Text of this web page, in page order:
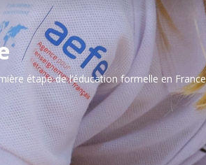
étape de l’éducation formelle en